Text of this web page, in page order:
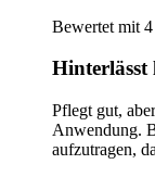
Bewertet mit
Hinterlässt
Pflegt gut,
Anwendung.
aufzutragen,